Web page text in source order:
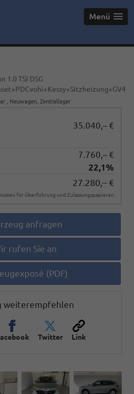
Menü
1.0 TSI DSG
Neuwagen , Zentrallager
35.040,– €
7.760,– €
22,1%
27.280,– €
für Überführung und Zulassungspapieren
anfragen
rufen Sie an
(PDF)
weiterempfehlen
Twitter Link